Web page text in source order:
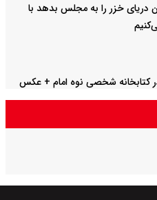
دریای خزر را به مجلس بدهد با
شخصی نوه امام + عکس